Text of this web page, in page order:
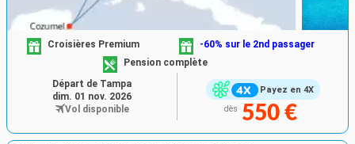
Payez en 4X
Croisières Premium
-60% sur le 2nd passager
Pension complète
dès 550 €
Départ de Tampa
dim. 01 nov. 2026
Vol disponible